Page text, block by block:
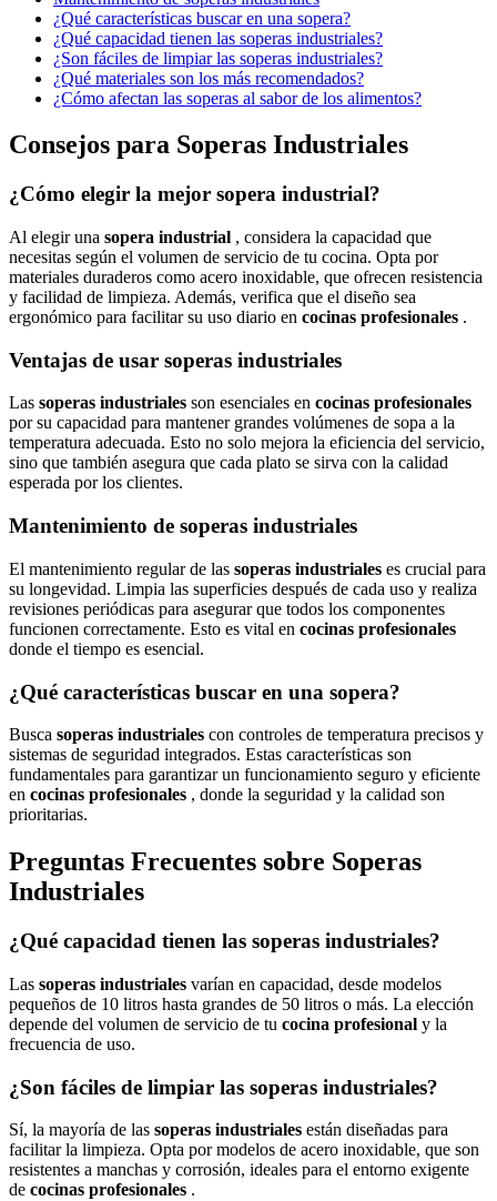
¿Qué características buscar en una sopera?
¿Qué capacidad tienen las soperas industriales?
¿Son fáciles de limpiar las soperas industriales?
¿Qué materiales son los más recomendados?
¿Cómo afectan las soperas al sabor de los alimentos?
Consejos para Soperas Industriales
¿Cómo elegir la mejor sopera industrial?
Al elegir una sopera industrial , considera la capacidad que
necesitas según el volumen de servicio de tu cocina. Opta por
materiales duraderos como acero inoxidable, que ofrecen resistencia
y facilidad de limpieza. Además, verifica que el diseño sea
ergonómico para facilitar su uso diario en cocinas profesionales .
Ventajas de usar soperas industriales
Las soperas industriales son esenciales en cocinas profesionales
por su capacidad para mantener grandes volúmenes de sopa a la
temperatura adecuada. Esto no solo mejora la eficiencia del servicio,
sino que también asegura que cada plato se sirva con la calidad
esperada por los clientes.
Mantenimiento de soperas industriales
El mantenimiento regular de las soperas industriales es crucial para
su longevidad. Limpia las superficies después de cada uso y realiza
revisiones periódicas para asegurar que todos los componentes
funcionen correctamente. Esto es vital en cocinas profesionales
donde el tiempo es esencial.
¿Qué características buscar en una sopera?
Busca soperas industriales con controles de temperatura precisos y
sistemas de seguridad integrados. Estas características son
fundamentales para garantizar un funcionamiento seguro y eficiente
en cocinas profesionales , donde la seguridad y la calidad son
prioritarias.
Preguntas Frecuentes sobre Soperas
Industriales
¿Qué capacidad tienen las soperas industriales?
Las soperas industriales varían en capacidad, desde modelos
pequeños de 10 litros hasta grandes de 50 litros o más. La elección
depende del volumen de servicio de tu cocina profesional y la
frecuencia de uso.
¿Son fáciles de limpiar las soperas industriales?
Sí, la mayoría de las soperas industriales están diseñadas para
facilitar la limpieza. Opta por modelos de acero inoxidable, que son
resistentes a manchas y corrosión, ideales para el entorno exigente
de cocinas profesionales .